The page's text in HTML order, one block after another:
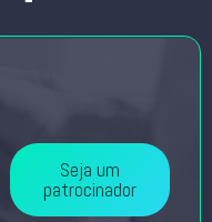
Seja um
patrocinador